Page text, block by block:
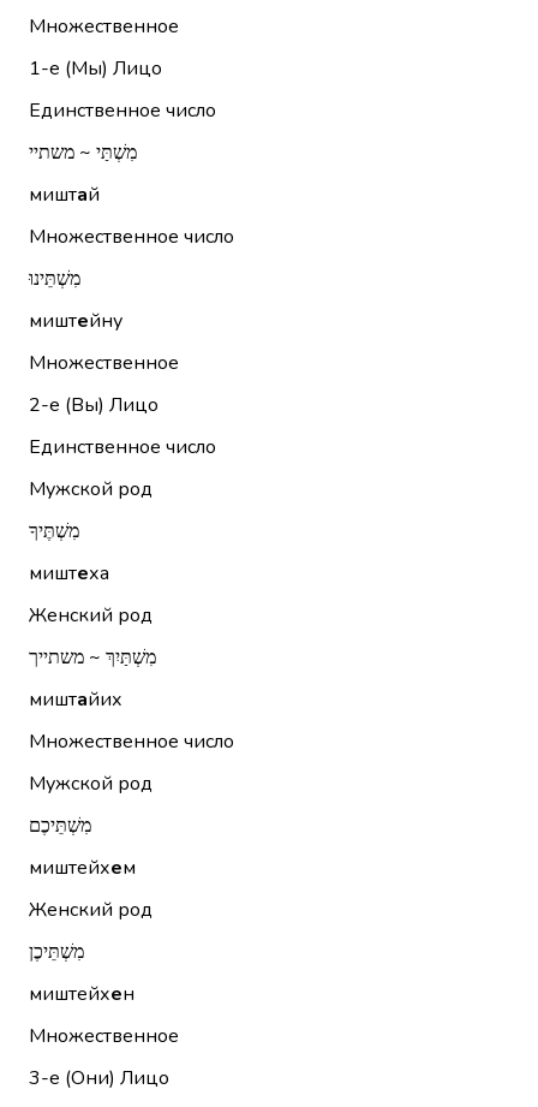
Множественное
1-е (Мы) Лицо
Единственное число
מִשְׁתַּי ~ משתיי
миштай
Множественное число
מִשְׁתֵּינוּ
миштейну
Множественное
2-е (Вы) Лицо
Единственное число
Мужской род
מִשְׁתֶּיךָ
миштеха
Женский род
מִשְׁתַּיִךְ ~ משתייך
миштайих
Множественное число
Мужской род
מִשְׁתֵּיכֶם
миштейхем
Женский род
מִשְׁתֵּיכֶן
миштейхен
Множественное
3-е (Они) Лицо